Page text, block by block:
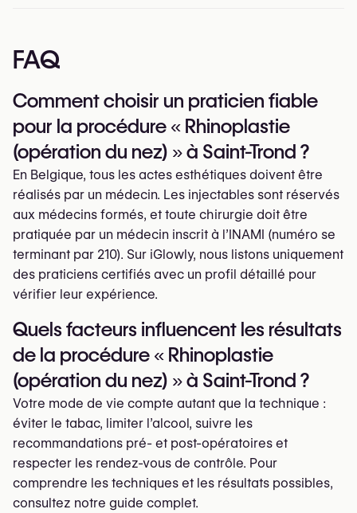
FAQ
Comment choisir un praticien fiable
pour la procédure « Rhinoplastie
(opération du nez) » à Saint-Trond ?
En Belgique, tous les actes esthétiques doivent être
réalisés par un médecin. Les injectables sont réservés
aux médecins formés, et toute chirurgie doit être
pratiquée par un médecin inscrit à l’INAMI (numéro se
terminant par 210). Sur iGlowly, nous listons uniquement
des praticiens certifiés avec un profil détaillé pour
vérifier leur expérience.
Quels facteurs influencent les résultats
de la procédure « Rhinoplastie
(opération du nez) » à Saint-Trond ?
Votre mode de vie compte autant que la technique :
éviter le tabac, limiter l’alcool, suivre les
recommandations pré- et post-opératoires et
respecter les rendez-vous de contrôle. Pour
comprendre les techniques et les résultats possibles,
consultez notre guide complet.